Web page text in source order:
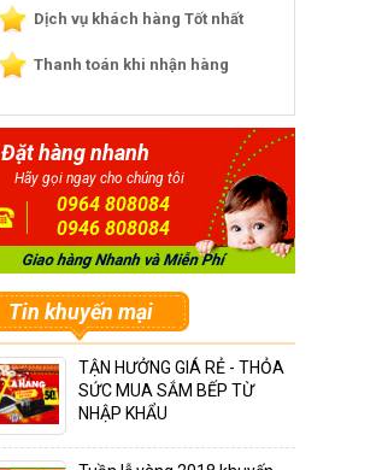
Dịch vụ khách hàng Tốt nhất
Thanh toán khi nhận hàng
Đặt hàng nhanh
Hãy gọi ngay cho chúng tôi
0964 808084
0946 808084
Tin khuyến mại
TẬN HƯỞNG GIÁ RẺ - THỎA
SỨC MUA SẮM BẾP TỪ
NHẬP KHẨU